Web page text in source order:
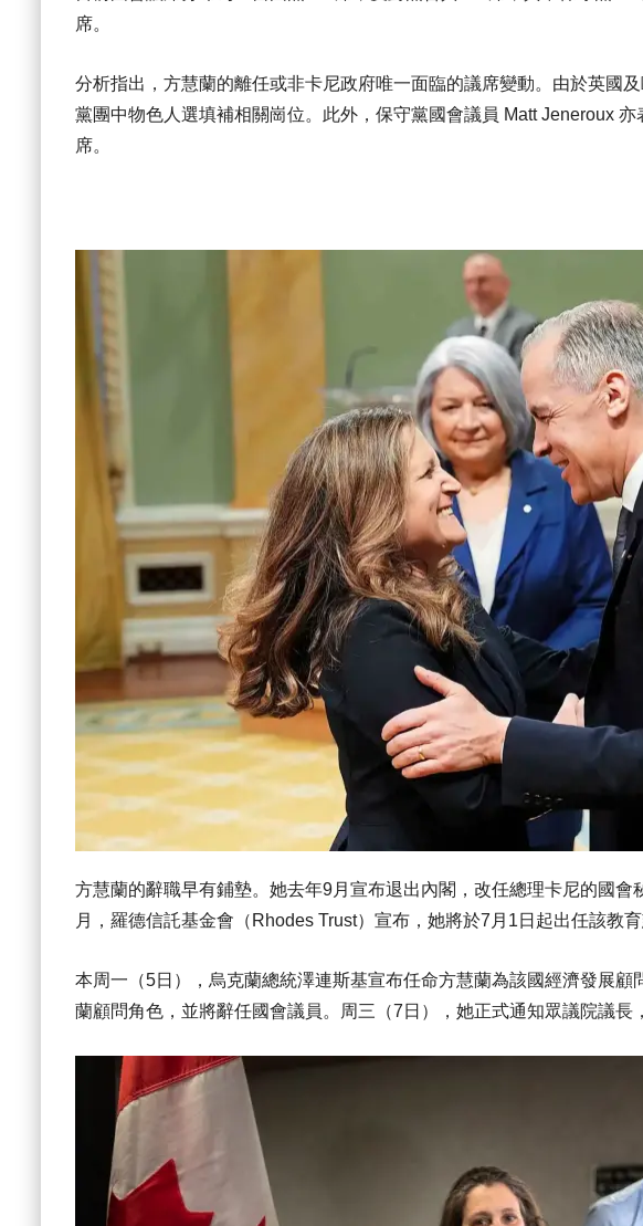
席。
分析指出，方慧蘭的離任或非卡尼政府唯一面臨的議席變動。由於英國
黨團中物色人選填補相關崗位。此外，保守黨國會議員 Matt Jeneroux
席。
方慧蘭的辭職早有鋪墊。她去年9月宣布退出內閣，改任總理卡尼的國
月，羅德信託基金會（Rhodes Trust）宣布，她將於7月1日起出任該教
本周一（5日），烏克蘭總統澤連斯基宣布任命方慧蘭為該國經濟發展
蘭顧問角色，並將辭任國會議員。周三（7日），她正式通知眾議院議長